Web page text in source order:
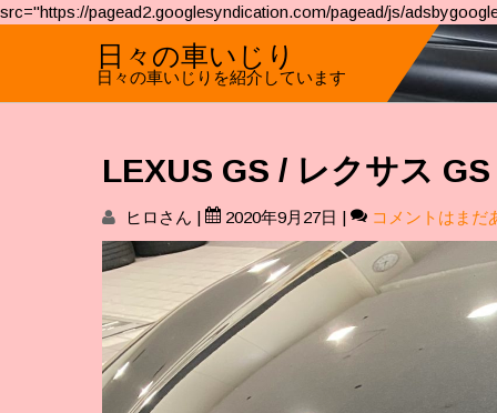
src="https://pagead2.googlesyndication.com/pagead/js/
日々の車いじり
日々の車いじりを紹介しています
LEXUS GS / レクサス
ヒロさん | 2020年9月27日 | コメントはまだ